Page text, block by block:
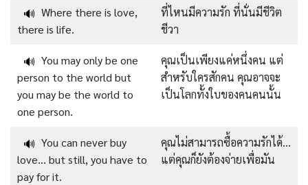
🔊 Where there is love,
there is life.
ที่ไหนมีความรัก ที่นั่นมีชีวิต
ชีวา
🔊 You may only be one
person to the world but
you may be the world to
one person.
คุณเป็นเพียงแค่หนึ่งคน แต่
สำหรับใครสักคน คุณอาจจะ
เป็นโลกทั้งใบของคนคนนั้น
🔊 You can never buy
love… but still, you have to
pay for it.
คุณไม่สามารถซื้อความรักได้…
แต่คุณก็ยังต้องจ่ายเพื่อมัน